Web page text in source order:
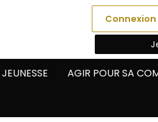
Connexion
JEUNESSE AGIR POUR SA